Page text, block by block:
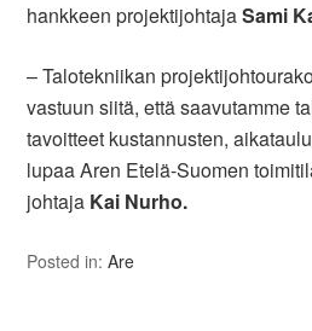
hankkeen projektijohtajaSami
– Talotekniikan
vastuun siitä, että saavutamme
tavoitteet kustannusten,
lupaa Aren Etelä-Suomen
johtaja Kai Nurho.
Posted in:Are